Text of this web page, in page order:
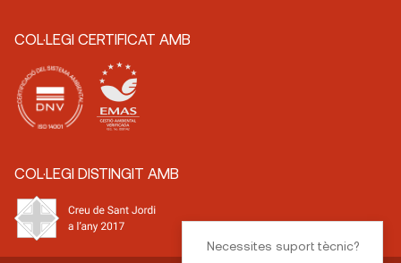
COL·LEGI CERTIFICAT AMB
COL·LEGI DISTINGIT AMB
Necessites suport tècnic?